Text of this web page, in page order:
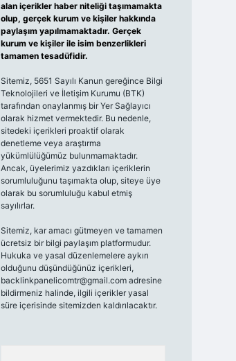
alan içerikler haber niteliği taşımamakta
olup, gerçek kurum ve kişiler hakkında
paylaşım yapılmamaktadır. Gerçek
kurum ve kişiler ile isim benzerlikleri
tamamen tesadüfidir.
Sitemiz, 5651 Sayılı Kanun gereğince Bilgi
Teknolojileri ve İletişim Kurumu (BTK)
tarafından onaylanmış bir Yer Sağlayıcı
olarak hizmet vermektedir. Bu nedenle,
sitedeki içerikleri proaktif olarak
denetleme veya araştırma
yükümlülüğümüz bulunmamaktadır.
Ancak, üyelerimiz yazdıkları içeriklerin
sorumluluğunu taşımakta olup, siteye üye
olarak bu sorumluluğu kabul etmiş
sayılırlar.
Sitemiz, kar amacı gütmeyen ve tamamen
ücretsiz bir bilgi paylaşım platformudur.
Hukuka ve yasal düzenlemelere aykırı
olduğunu düşündüğünüz içerikleri,
backlinkpanelicomtr@gmail.comadresine
bildirmeniz halinde, ilgili içerikler yasal
süre içerisinde sitemizden kaldırılacaktır.